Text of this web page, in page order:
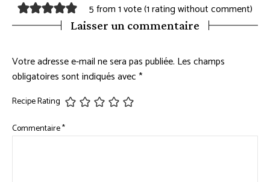
5 from 1 vote (1 rating without comment)
Laisser un commentaire
Votre adresse e-mail ne sera pas publiée. Les champs
obligatoires sont indiqués avec*
Recipe Rating
Commentaire*